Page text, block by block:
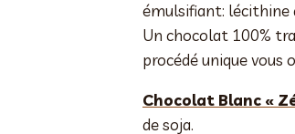
émulsifiant: lécithine
Un chocolat 100%
procédé unique
Chocolat Blanc «
de soja.